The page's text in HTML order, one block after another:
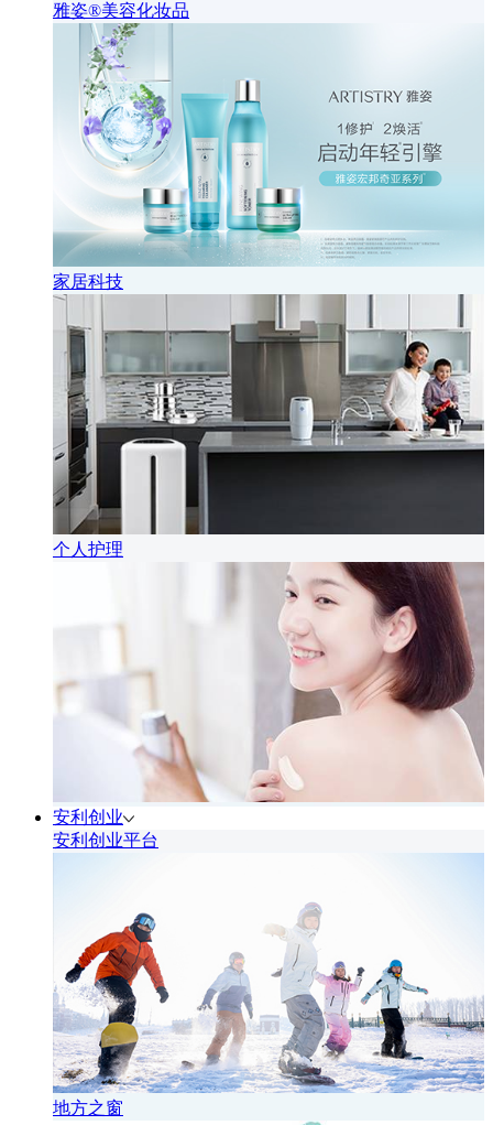
雅姿®美容化妆品
家居科技
个人护理
安利创业
安利创业平台
地方之窗